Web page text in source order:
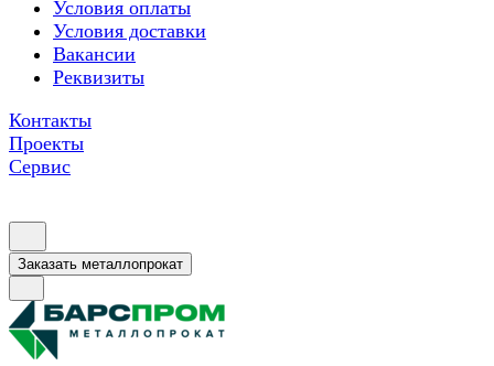
Условия оплаты
Условия доставки
Вакансии
Реквизиты
Контакты
Проекты
Сервис
Заказать металлопрокат